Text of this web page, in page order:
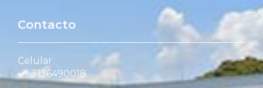
Contacto
Celular
3136490018